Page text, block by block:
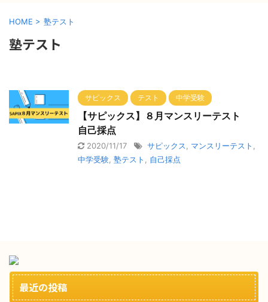
HOME > 塾テスト
塾テスト
サピックス テスト 中学受験
【サピックス】８月マンスリーテスト
自己採点
2020/11/17 サピックス マンスリーテスト
中学受験 塾テスト 自己採点
最近の投稿